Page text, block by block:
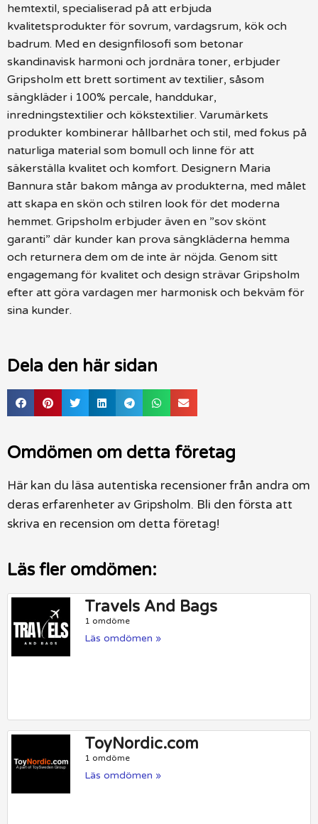
hemtextil, specialiserad på att erbjuda
kvalitetsprodukter för sovrum, vardagsrum, kök och
badrum. Med en designfilosofi som betonar
skandinavisk harmoni och jordnära toner, erbjuder
Gripsholm ett brett sortiment av textilier, såsom
sängkläder i 100% percale, handdukar,
inredningstextilier och kökstextilier. Varumärkets
produkter kombinerar hållbarhet och stil, med fokus på
naturliga material som bomull och linne för att
säkerställa kvalitet och komfort. Designern Maria
Bannura står bakom många av produkterna, med målet
att skapa en skön och stilren look för det moderna
hemmet. Gripsholm erbjuder även en ”sov skönt
garanti” där kunder kan prova sängkläderna hemma
och returnera dem om de inte är nöjda. Genom sitt
engagemang för kvalitet och design strävar Gripsholm
efter att göra vardagen mer harmonisk och bekväm för
sina kunder.
Dela den här sidan
Omdömen om detta företag
Här kan du läsa autentiska recensioner från andra om
deras erfarenheter av Gripsholm. Bli den första att
skriva en recension om detta företag!
Läs fler omdömen:
Travels And Bags
1 omdöme
Läs omdömen »
ToyNordic.com
1 omdöme
Läs omdömen »